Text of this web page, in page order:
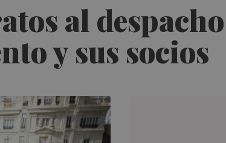
al
y sus socios